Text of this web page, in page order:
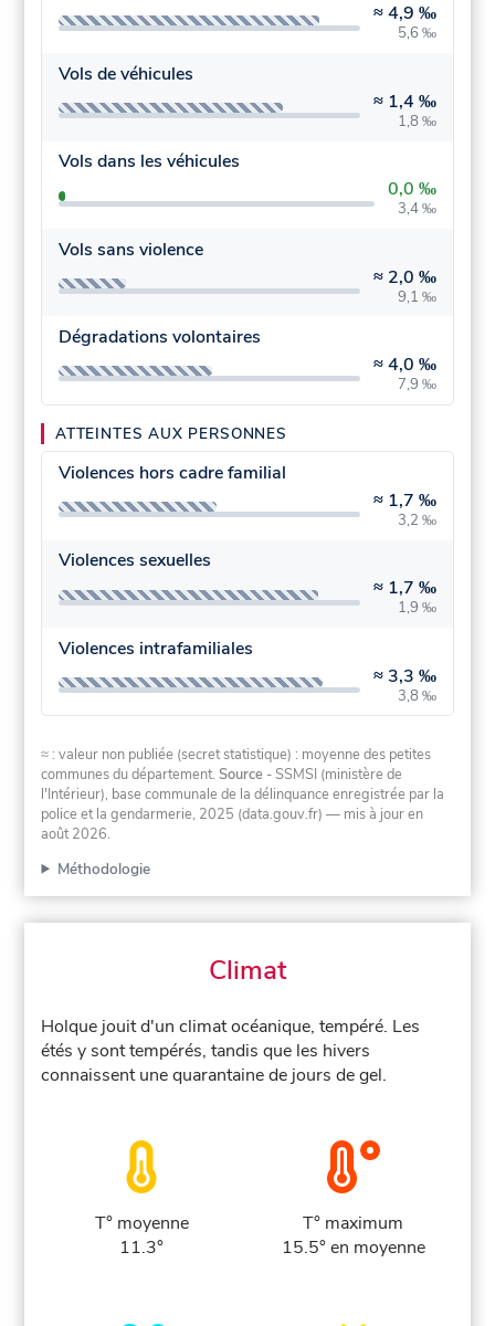
≈4,9 ‰
5,6 ‰
Vols de véhicules
≈ 1,4 ‰
1,8 ‰
Vols dans les véhicules
0,0 ‰
3,4 ‰
Vols sans violence
≈ 2,0 ‰
9,1 ‰
Dégradations volontaires
≈4,0 ‰
7,9 ‰
ATTEINTES AUX PERSONNES
Violences hors cadre familial
≈ 1,7 ‰
3,2 ‰
Violences sexuelles
≈ 1,7 ‰
1,9 ‰
Violences intrafamiliales
≈ 3,3 ‰
3,8 ‰
≈ : valeur non publiée (secret statistique) : moyenne des petites
communes du département.Source - SSMSI (ministère de
l'Intérieur), base communale de la délinquance enregistrée par la
police et la gendarmerie, 2025 (data.gouv.fr) — mis à jour en
août 2026.
Méthodologie
Climat
Holque jouit d'un climat océanique, tempéré. Les
étés y sont tempérés, tandis que les hivers
connaissent une quarantaine de jours de gel.
T° moyenne
11.3°
T° maximum
15.5° en moyenne